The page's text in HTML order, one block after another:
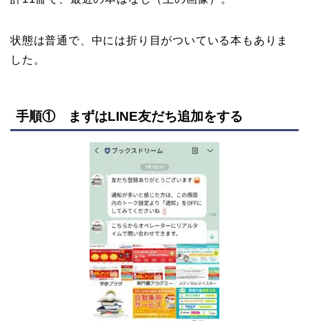
状態は普通で、中には折り目がついている本もありま
した。
手順① まずはLINE友だち追加をする